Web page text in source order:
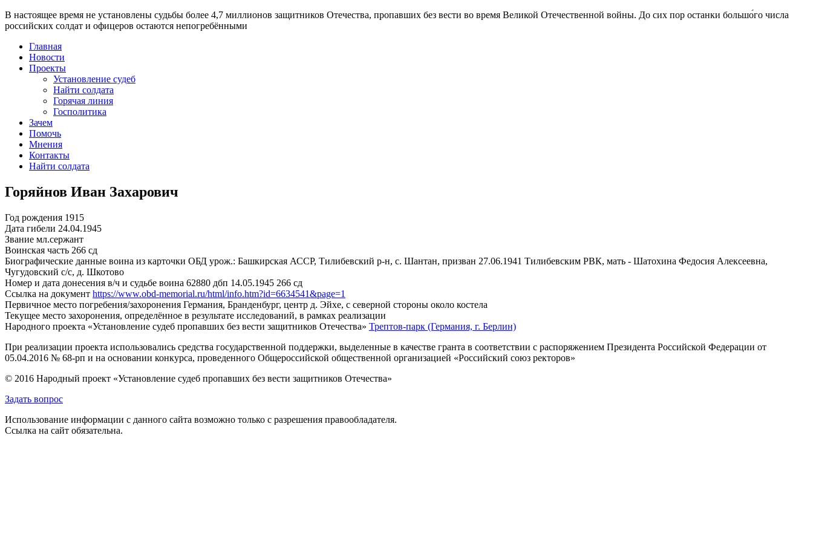
В настоящее время не установлены судьбы более 4,7 миллионов защитников Отечества, пропавших без вести во время Великой Отечественной войны. До сих пор останки большо́го числа
российских солдат и офицеров остаются непогребёнными
Главная
Новости
Проекты
Установление судеб
Найти солдата
Горячая линия
Госполитика
Зачем
Помочь
Мнения
Контакты
Найти солдата
Горяйнов Иван Захарович
Год рождения 1915
Дата гибели 24.04.1945
Звание мл.сержант
Воинская часть 266 сд
Биографические данные воина из карточки ОБД урож.: Башкирская АССР, Тилибевский р-н, с. Шантан, призван 27.06.1941 Тилибевским РВК, мать - Шатохина Федосия Алексеевна,
Чугудовский с/с, д. Шкотово
Номер и дата донесения в/ч и судьбе воина 62880 дбп 14.05.1945 266 сд
Ссылка на документ https://www.obd-memorial.ru/html/info.htm?id=6634541&page=1
Первичное место погребения/захоронения Германия, Бранденбург, центр д. Эйхе, с северной стороны около костела
Текущее место захоронения, определённое в результате исследований, в рамках реализации
Народного проекта «Установление судеб пропавших без вести защитников Отечества» Трептов-парк (Германия, г. Берлин)
При реализации проекта использовались средства государственной поддержки, выделенные в качестве гранта в соответствии с распоряжением Президента Российской Федерации от
05.04.2016 № 68-рп и на основании конкурса, проведенного Общероссийской общественной организацией «Российский союз ректоров»
© 2016 Народный проект «Установление судеб пропавших без вести защитников Отечества»
Задать вопрос
Использование информации с данного сайта возможно только с разрешения правообладателя.
Ссылка на сайт обязательна.